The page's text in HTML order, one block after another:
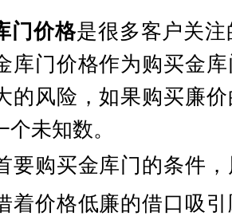
门价格是很多客户关
库门价格作为购买金
的风险，如果购买廉
未知数。
购买金库门的条件，
着价格低廉的借口吸